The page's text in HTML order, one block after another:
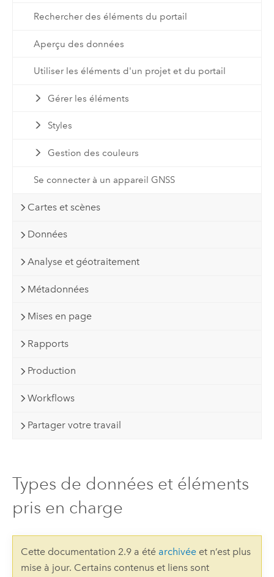
Rechercher des éléments du portail
Aperçu des données
Utiliser les éléments d'un projet et du portail
Gérer les éléments
Styles
Gestion des couleurs
Se connecter à un appareil GNSS
Cartes et scènes
Données
Analyse et géotraitement
Métadonnées
Mises en page
Rapports
Production
Workflows
Partager votre travail
Types de données et éléments
pris en charge
Cette documentation 2.9 a été archivéeet n’est plus
mise à jour. Certains contenus et liens sont